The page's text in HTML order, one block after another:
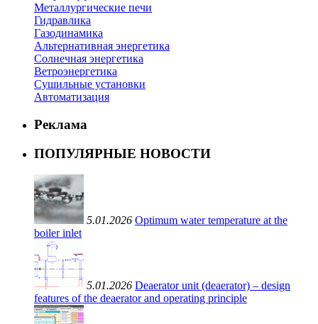
Металлургические печи
Гидравлика
Газодинамика
Альтернативная энергетика
Солнечная энергетика
Ветроэнергетика
Сушильные установки
Автоматизация
Реклама
ПОПУЛЯРНЫЕ НОВОСТИ
5.01.2026 Optimum water temperature at the
boiler inlet
5.01.2026 Deaerator unit (deaerator) – design
features of the deaerator and operating principle